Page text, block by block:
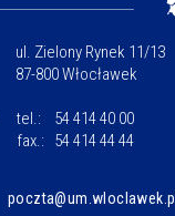
ul. Zielony Rynek 11/13
87-800 Włocławek
tel.:
54 414 40 00
fax.:
54 414 44 44
poczta@um.wloclawek.pl